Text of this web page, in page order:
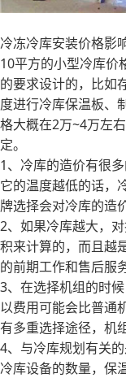
冷冻冷库安装价格影
10平方的小型冷库价
的要求设计的，比如
度进行冷库保温板、
格大概在2万~4万左
定。
1、冷库的造价有很
它的温度越低的话，
牌选择会对冷库的造
2、如果冷库越大，
积来计算的，而且越
的前期工作和售后服
3、在选择机组的时
以费用可能会比普通
有多重选择途径，机
4、与冷库规划有关
冷库设备的数量，保